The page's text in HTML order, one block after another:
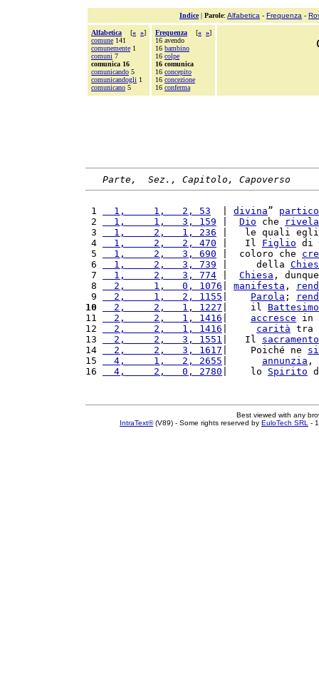
Indice| Parole: Alfabetica - Frequenza -
Alfabetica [« »]
comune 141
comunemente 1
comuni 7
comunica 16
comunicando 5
comunicandogli 1
comunicano 5
Frequenza [« »]
16 avendo
16 bambino
16 colpe
16 comunica
16 concepito
16 concezione
16 conferma
Parte,  Sez., Capitolo, Capoverso
1
  1,     1,   2, 53
divina”
2
  1,     1,   3, 159
Dio che
rivela
3
  1,     2,   1, 236
|   le quali
4
  1,     2,   2, 470
|   Il Figlio di
5
  1,     2,   3, 690
|  coloro che
6
  1,     2,   3, 739
|     della
7
  1,     2,   3, 774
Chiesa ,
8
  2,     1,   0, 1076
manifesta ,
9
  2,     1,   2, 1155
Parola ;
10
  2,     2,   1, 1227
|    il Battesimo
11
  2,     2,   1, 1416
accresce in
12
  2,     2,   1, 1416
carità tra
13
  2,     2,   3, 1551
|   Il sacramento
14
  2,     2,   3, 1617
|    Poiché ne
15
  4,     1,   2, 2655
annunzia ,
16
  4,     2,   0, 2780
|    lo Spirito
Best viewed with any
IntraText®(V89) - Some rights reserved by EuloTech SRL -